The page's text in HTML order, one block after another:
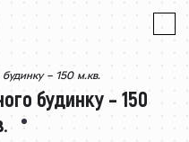
будинку – 150 м.кв.
будинку – 150